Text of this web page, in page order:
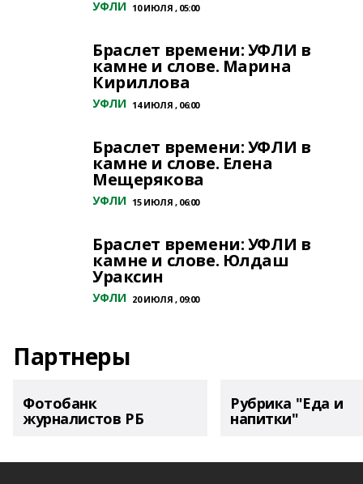
УФЛИ 10 ИЮЛЯ , 05:00
Браслет времени: УФЛИ в
камне и слове. Марина
Кириллова
УФЛИ 14 ИЮЛЯ , 06:00
Браслет времени: УФЛИ в
камне и слове. Елена
Мещерякова
УФЛИ 15 ИЮЛЯ , 06:00
Браслет времени: УФЛИ в
камне и слове. Юлдаш
Ураксин
УФЛИ 20 ИЮЛЯ , 09:00
Партнеры
Фотобанк
журналистов РБ
Рубрика "Еда и
напитки"